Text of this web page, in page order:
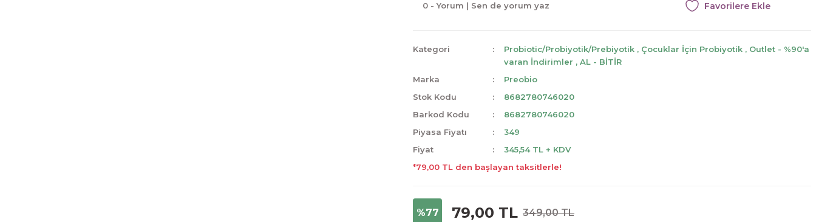
0 - Yorum | Sen de yorum yaz
Kategori Probiotic/Probiyotik/Prebiyotik , Çocuklar İçin Probiyotik , Outlet - %90'a
varan İndirimler ,AL - BİTİR
Marka
Preobio
Stok Kodu
8682780746020
Barkod Kodu
8682780746020
Piyasa Fiyatı
349
Fiyat
345,54 TL + KDV
*79,00 TL den başlayan taksitlerle!
%77 79,00 TL 349,00 TL